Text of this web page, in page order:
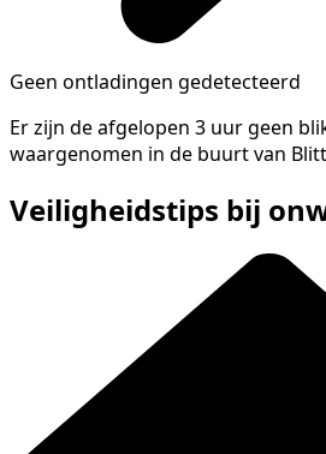
Geen ontladingen gedetecteerd
Er zijn de afgelopen 3 uur geen
waargenomen in de buurt van
Veiligheidstips bij